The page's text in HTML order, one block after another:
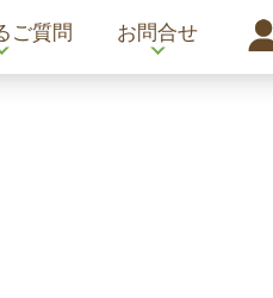
ご質問 お問合せ